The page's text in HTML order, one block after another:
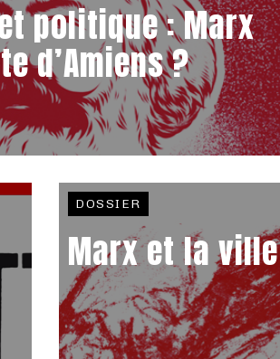
politique : Marx
d’Amiens ?
DOSSIER
Marx et la ville